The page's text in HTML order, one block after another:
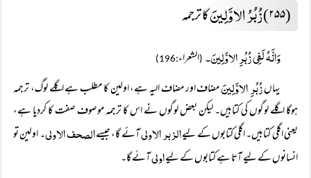
(۲۵۵) زُبُرُ الاوَّلِینَکا ترجمہ
وَانَّہُ لَفِی زُبُرِ الاوَّلِینَ۔ (الشعراء:196)
یہاںزُبُرِ الاوَّلِینَمضاف اور مضاف الیہ ہے، اولین کا مطلب ہے اگلے لوگ، ترجمہ
ہوگا اگلے لوگوں کی کتابیں۔ لیکن بعض لوگوں نے اس کا ترجمہ موصوف صفت کا کردیا ہے،
یعنی اگلی کتابیں۔ اگلی کتابوں کے لیےالزبر الاولیآئے گا، جیسےالصحف الاولی۔ اولین تو
انسانوں کے لیے آتا ہے کتابوں کے لیےاولیآئے گا۔